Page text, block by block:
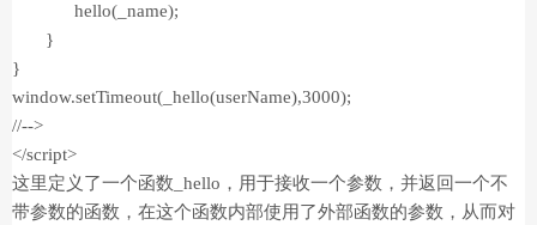
hello(_name);
}
}
window.setTimeout(_hello(userName),3000);
//-->
</script>
这里定义了一个函数_hello，用于接收一个参数，并返回一个不
带参数的函数，在这个函数内部使用了外部函数的参数，从而对